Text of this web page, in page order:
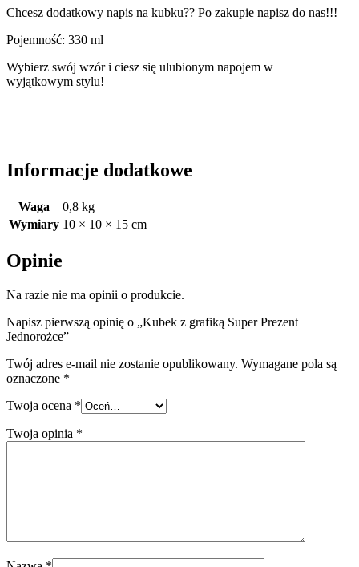
Chcesz dodatkowy napis na kubku?? Po zakupie napisz do nas!!!
Pojemność: 330 ml
Wybierz swój wzór i ciesz się ulubionym napojem w
wyjątkowym stylu!
Informacje dodatkowe
Waga
0,8 kg
Wymiary 10 × 10 × 15 cm
Opinie
Na razie nie ma opinii o produkcie.
Napisz pierwszą opinię o „Kubek z grafiką Super Prezent
Jednorożce”
Twój adres e-mail nie zostanie opublikowany. Wymagane pola są
oznaczone *
Twoja ocena *
Twoja opinia *